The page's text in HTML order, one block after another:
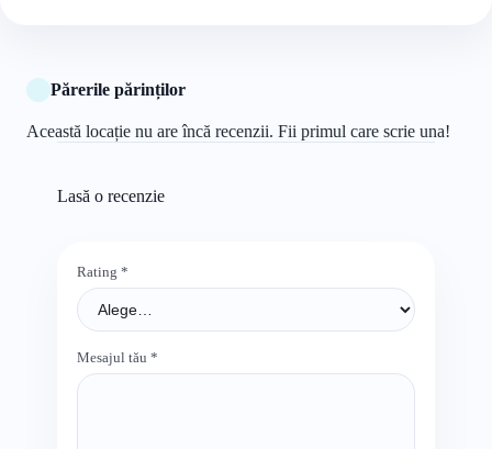
Părerile părinților
Această locație nu are încă recenzii. Fii primul care scrie una!
Lasă o recenzie
Rating *
Mesajul tău *